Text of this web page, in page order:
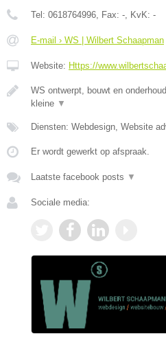
Tel: 0618764996, Fax: -, KvK: -
E-mail › WS | Wilbert Schaapman
Website: Https://
WS ontwerpt, bouwt en
kleine ▼
Diensten: Webdesign, Website
Er wordt gewerkt op afspraak.
Laatste facebook posts ▼
Sociale media: